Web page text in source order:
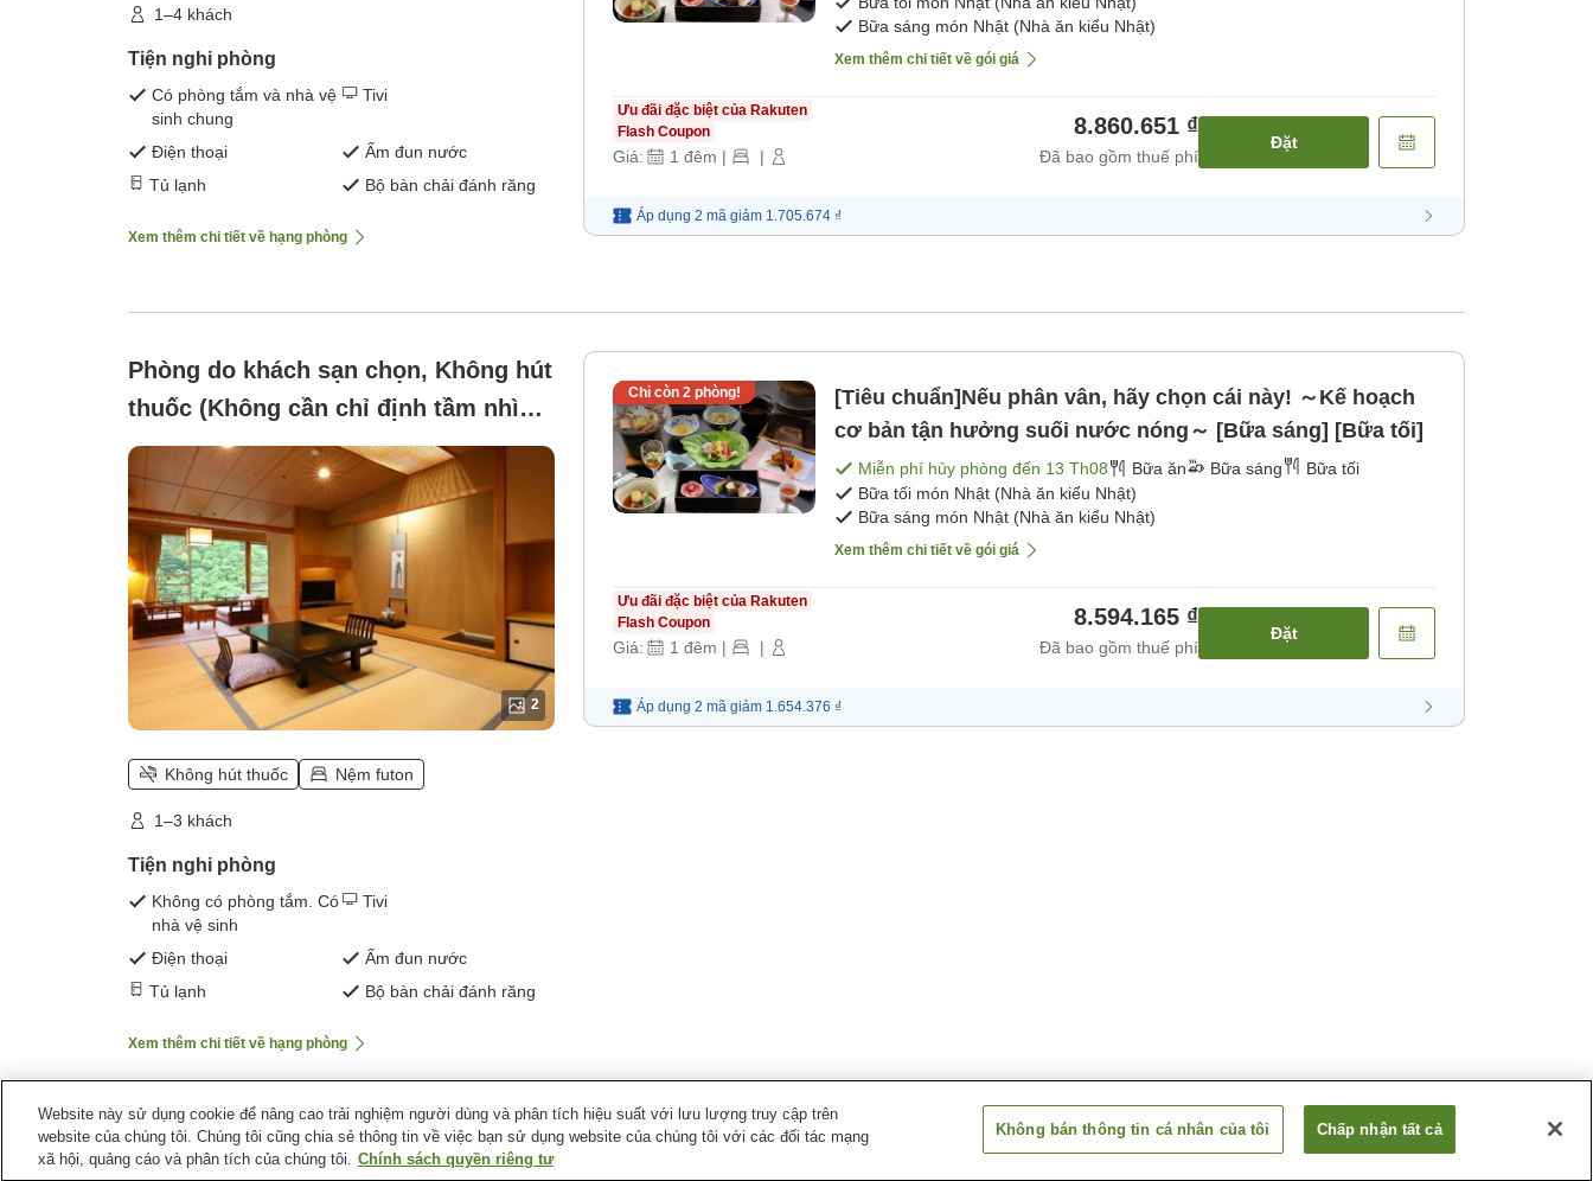
1–4 khách
Tiện nghi phòng
Có phòng tắm và nhà vệ
sinh chung
Tivi
Điện thoại
Ấm đun nước
Tủ lạnh
Bộ bàn chải đánh răng
Xem thêm chi tiết về hạng phòng
Bữa sáng món Nhật (Nhà ăn kiểu Nhật)
Xem thêm chi tiết về gói giá
Ưu đãi đặc biệt của Rakuten
Flash Coupon
Giá: 1 đêm | |
8.860.651 ₫
Đã bao gồm thuế phí
Đặt
Áp dụng 2 mã giảm 1.705.674 ₫
Phòng do khách sạn chọn, Không hút
thuốc (Không cần chỉ định tầm nhìn,
giá cả phải chăng!)
2
Không hút thuốc Nệm futon
1–3 khách
Tiện nghi phòng
Không có phòng tắm. Có
nhà vệ sinh
Tivi
Điện thoại
Ấm đun nước
Tủ lạnh
Bộ bàn chải đánh răng
Xem thêm chi tiết về hạng phòng
Chỉ còn 2 phòng!
[Tiêu chuẩn]Nếu phân vân, hãy chọn cái này! ～Kế hoạch
cơ bản tận hưởng suối nước nóng～ [Bữa sáng] [Bữa tối]
Miễn phí hủy phòng đến 13 Th08 Bữa ăn Bữa sáng
Bữa tối
Bữa tối món Nhật (Nhà ăn kiểu Nhật)
Bữa sáng món Nhật (Nhà ăn kiểu Nhật)
Xem thêm chi tiết về gói giá
Ưu đãi đặc biệt của Rakuten
Flash Coupon
Giá: 1 đêm | |
8.594.165 ₫
Đã bao gồm thuế phí
Đặt
Áp dụng 2 mã giảm 1.654.376 ₫
Trang chủ Nhật Bản Tỉnh Tochigi Thành phố Nikko Kinugawa Onsen Hana no Yado Matsuya
Website này sử dụng cookie để nâng cao trải nghiệm người dùng và phân tích hiệu suất với lưu lượng truy cập trên
website của chúng tôi. Chúng tôi cũng chia sẻ thông tin về việc bạn sử dụng website của chúng tôi với các đối tác mạng
xã hội, quảng cáo và phân tích của chúng tôi. Chính sách quyền riêng tư
Không bán thông tin cá nhân của tôi Chấp nhận tất cả